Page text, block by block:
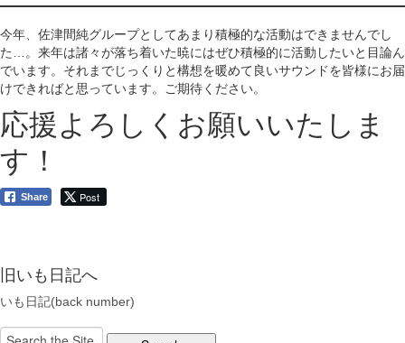
今年、佐津間純グループとしてあまり積極的な活動はできませんでし
た…。来年は諸々が落ち着いた暁にはぜひ積極的に活動したいと目論ん
でいます。それまでじっくりと構想を暖めて良いサウンドを皆様にお届
けできればと思っています。ご期待ください。
応援よろしくお願いいたしま
す！
Share Post
旧いも日記へ
いも日記(back number)
Search